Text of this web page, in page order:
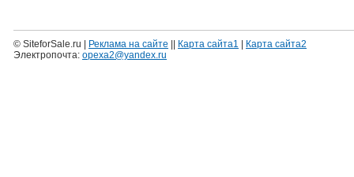
© SiteforSale.ru | Реклама на сайте Карта сайта1
Карта сайта2
Электропочта: opexa2@yandex.ru